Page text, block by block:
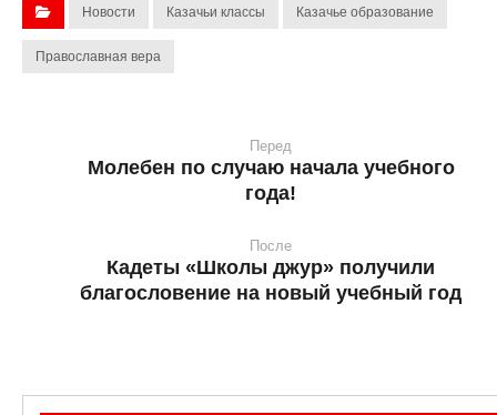
Новости Казачьи классы Казачье образование
Православная вера
Перед
Молебен по случаю начала учебного
года!
После
Кадеты «Школы джур» получили
благословение на новый учебный год